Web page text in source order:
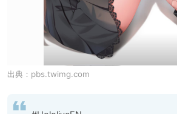
出典： pbs.twimg.com